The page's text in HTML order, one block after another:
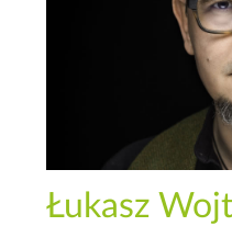
Łukasz